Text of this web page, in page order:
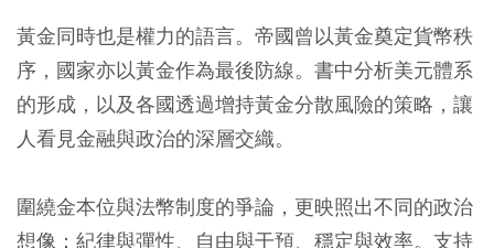
黃金同時也是權力的語言。帝國曾以黃金奠定貨幣秩
序，國家亦以黃金作為最後防線。書中分析美元體系
的形成，以及各國透過增持黃金分散風險的策略，讓
人看見金融與政治的深層交織。
圍繞金本位與法幣制度的爭論，更映照出不同的政治
想像：紀律與彈性、自由與干預、穩定與效率。支持